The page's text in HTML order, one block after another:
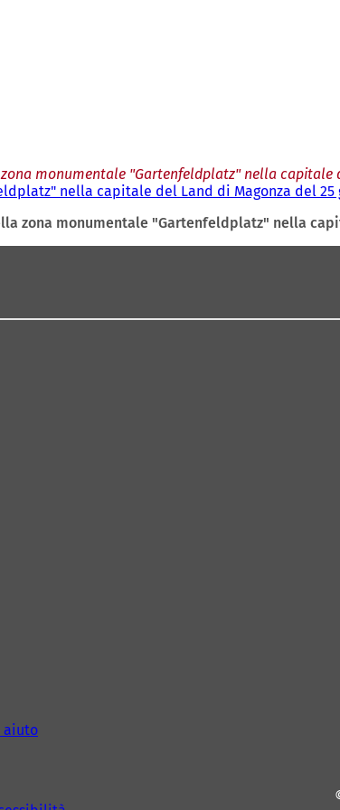
monumentale "Gartenfeldplatz" nella capitale
nella capitale del Land di Magonza del 25
zona monumentale "Gartenfeldplatz" nella
aiuto